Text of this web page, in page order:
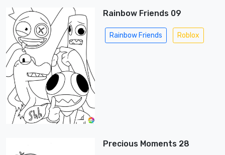
Rainbow Friends 09
Rainbow Friends Roblox
Precious Moments 28